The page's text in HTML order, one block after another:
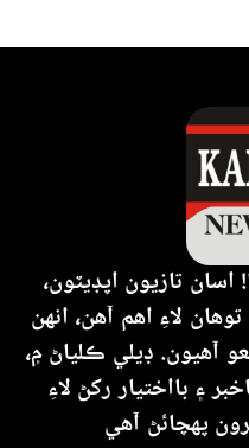
تازيون اپڊيٽون،
لاءِ اهم آهن، انهن
آهيون. ڊيلي ڪلياڻ ۾،
۽ بااختيار رکڻ لاءِ